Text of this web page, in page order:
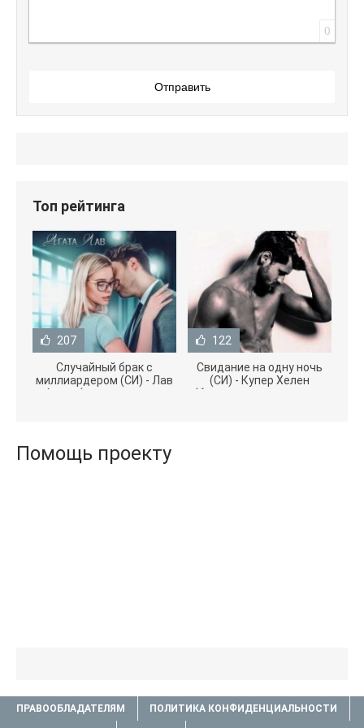
0
Отправить
Топ рейтинга
207
Случайный брак с
миллиардером (СИ) - Лав
Агата (полная версия
122
Свидание на одну ночь
(СИ) - Купер Хелен
(бесплатные серии книг
Помощь проекту
ПРАВООБЛАДАТЕЛЯМ ПОЛИТИКА КОНФИДЕНЦИАЛЬНОСТИ